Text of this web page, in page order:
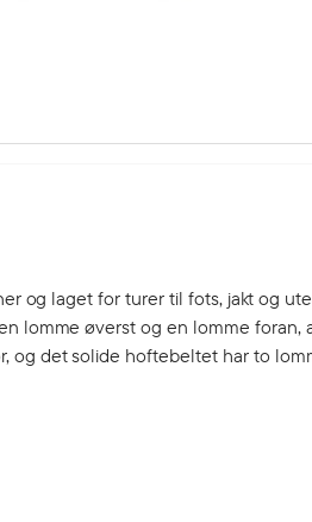
og laget for turer til fots, jakt og
lomme øverst og en lomme foran,
og det solide hoftebeltet har to